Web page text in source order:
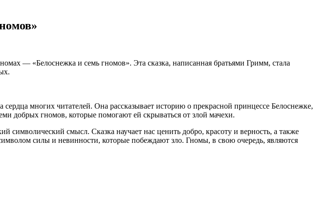
— «Белоснежка и семь гномов». Эта сказка, написанная братьями Гримм, стала
многих читателей. Она рассказывает историю о прекрасной принцессе Белоснежке,
добрых гномов, которые помогают ей скрываться от злой мачехи.
смысл. Сказка научает нас ценить добро, красоту и верность, а также
силы и невинности, которые побеждают зло. Гномы, в свою очередь, являются